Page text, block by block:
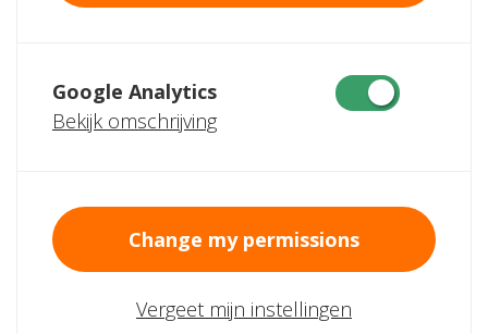
Google Analytics
Bekijk omschrijving
Change my permissions
Vergeet mijn instellingen